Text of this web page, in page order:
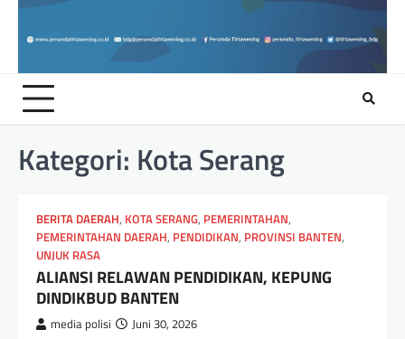
Kategori: Kota Serang
BERITA DAERAH, KOTA SERANG, PEMERINTAHAN,
PEMERINTAHAN DAERAH, PENDIDIKAN, PROVINSI BANTEN,
UNJUK RASA
ALIANSI RELAWAN PENDIDIKAN, KEPUNG
DINDIKBUD BANTEN
media polisi Juni 30, 2026